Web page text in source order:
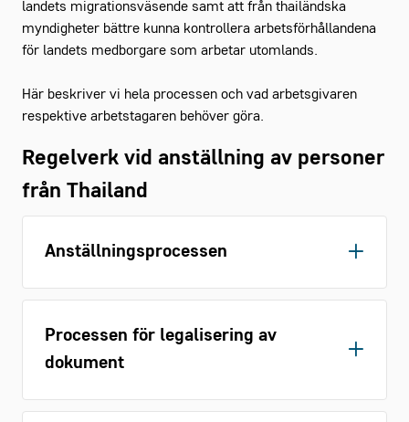
landets migrationsväsende samt att från thailändska
myndigheter bättre kunna kontrollera arbetsförhållandena
för landets medborgare som arbetar utomlands.
Här beskriver vi hela processen och vad arbetsgivaren
respektive arbetstagaren behöver göra.
Regelverk vid anställning av personer
från Thailand
Anställningsprocessen
vanligt
För detaljerad info, seGröna
arbetsgivares guide om att anställa
Processen för legalisering av
dokument
Notarius Publicus